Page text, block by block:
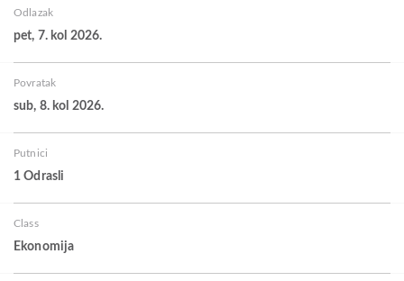
Odlazak
pet, 7. kol 2026.
Povratak
sub, 8. kol 2026.
Putnici
1 Odrasli
Class
Ekonomija